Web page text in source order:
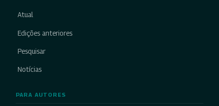
Atual
Edições anteriores
Pesquisar
Notícias
PARA AUTORES